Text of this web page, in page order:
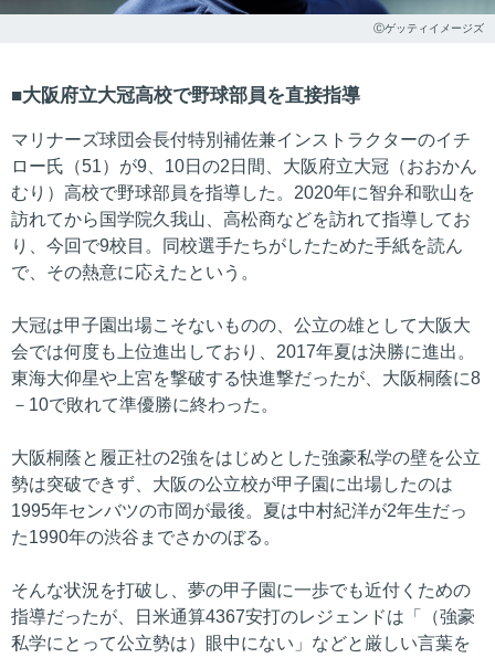
Ⓒゲッティイメージズ
大阪府立大冠高校で野球部員を直接指導
マリナーズ球団会長付特別補佐兼インストラクターのイチ
ロー氏（51）が9、10日の2日間、大阪府立大冠（おおかん
むり）高校で野球部員を指導した。2020年に智弁和歌山を
訪れてから国学院久我山、高松商などを訪れて指導してお
り、今回で9校目。同校選手たちがしたためた手紙を読ん
で、その熱意に応えたという。
大冠は甲子園出場こそないものの、公立の雄として大阪大
会では何度も上位進出しており、2017年夏は決勝に進出。
東海大仰星や上宮を撃破する快進撃だったが、大阪桐蔭に8
－10で敗れて準優勝に終わった。
大阪桐蔭と履正社の2強をはじめとした強豪私学の壁を公立
勢は突破できず、大阪の公立校が甲子園に出場したのは
1995年センバツの市岡が最後。夏は中村紀洋が2年生だっ
た1990年の渋谷までさかのぼる。
そんな状況を打破し、夢の甲子園に一歩でも近付くための
指導だったが、日米通算4367安打のレジェンドは「（強豪
私学にとって公立勢は）眼中にない」などと厳しい言葉を